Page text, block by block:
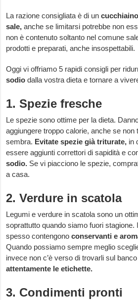
La razione consigliata è di un
sale, anche se limitarsi potrebbe non
non è contenuto soltanto nel comune
prodotti e preparati, anche insospettabili.
Oggi vi offriamo 5 rapidi consigli per
sodiodalla vostra dieta e tornare a
1. Spezie fresche
Le spezie sono ottime per la dieta.
aggiungere troppo calorie, anche se non
sembra. Evitate spezie già triturate, in
essere aggiunti correttori di sapidità e
sodio. Se vi piacciono le spezie,
a casa.
2. Verdure in scatola
Legumi e verdure in scatola sono un
soprattutto quando siamo fuori stagione.
spesso contengonoconservanti e
Quando possiamo sempre meglio
invece non c’è verso di trovarli sul
attentamente le etichette.
3. Condimenti pronti